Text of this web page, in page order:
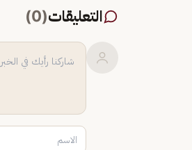
التعليقات(
0
)